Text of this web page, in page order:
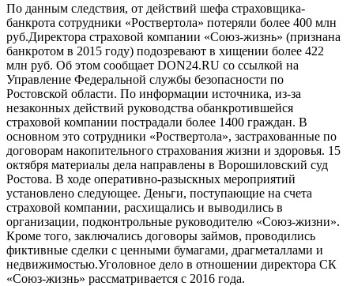
По данным следствия, от действий шефа страховщика-
банкрота сотрудники «Роствертола» потеряли более 400 млн
руб.Директора страховой компании «Союз-жизнь» (признана
банкротом в 2015 году) подозревают в хищении более 422
млн руб. Об этом сообщает DON24.RU со ссылкой на
Управление Федеральной службы безопасности по
Ростовской области. По информации источника, из-за
незаконных действий руководства обанкротившейся
страховой компании пострадали более 1400 граждан. В
основном это сотрудники «Роствертола», застрахованные по
договорам накопительного страхования жизни и здоровья. 15
октября материалы дела направлены в Ворошиловский суд
Ростова. В ходе оперативно-разыскных мероприятий
установлено следующее. Деньги, поступающие на счета
страховой компании, расхищались и выводились в
организации, подконтрольные руководителю «Союз-жизни».
Кроме того, заключались договоры займов, проводились
фиктивные сделки с ценными бумагами, драгметаллами и
недвижимостью.Уголовное дело в отношении директора СК
«Союз-жизнь» рассматривается с 2016 года.